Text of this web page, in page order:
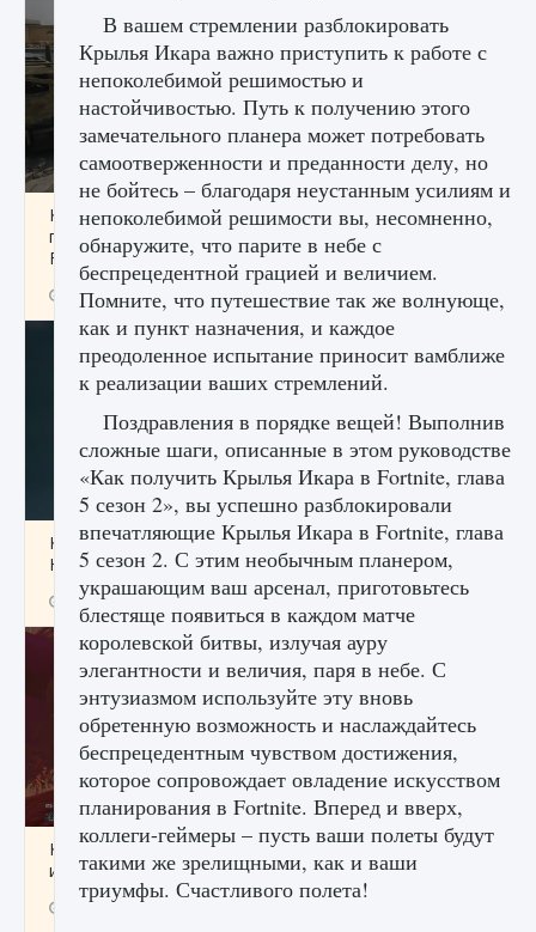
Как исправить текстовую ошибку
пользовательского интерфейса Delta
Force Hawk Ops
9 августа 2024 1 945 0 0
Как проверить статус сервера Delta Force
Hawk Ops
9 августа 2024 1 286 0 0
Как приручить существ джунглей Нари в
игре Creatures of Ava
9 августа 2024
В вашем стремлении разблокировать
Крылья Икара важно приступить к работе с
непоколебимой решимостью и
настойчивостью. Путь к получению этого
замечательного планера может потребовать
самоотверженности и преданности делу, но
не бойтесь – благодаря неустанным усилиям и
непоколебимой решимости вы, несомненно,
обнаружите, что парите в небе с
беспрецедентной грацией и величием.
Помните, что путешествие так же волнующе,
как и пункт назначения, и каждое
преодоленное испытание приносит вамближе
к реализации ваших стремлений.
Поздравления в порядке вещей! Выполнив
сложные шаги, описанные в этом руководстве
«Как получить Крылья Икара в Fortnite, глава
5 сезон 2», вы успешно разблокировали
впечатляющие Крылья Икара в Fortnite, глава
5 сезон 2. С этим необычным планером,
украшающим ваш арсенал, приготовьтесь
блестяще появиться в каждом матче
королевской битвы, излучая ауру
элегантности и величия, паря в небе. С
энтузиазмом используйте эту вновь
обретенную возможность и наслаждайтесь
беспрецедентным чувством достижения,
которое сопровождает овладение искусством
планирования в Fortnite. Вперед и вверх,
коллеги-геймеры – пусть ваши полеты будут
такими же зрелищными, как и ваши
триумфы. Счастливого полета!